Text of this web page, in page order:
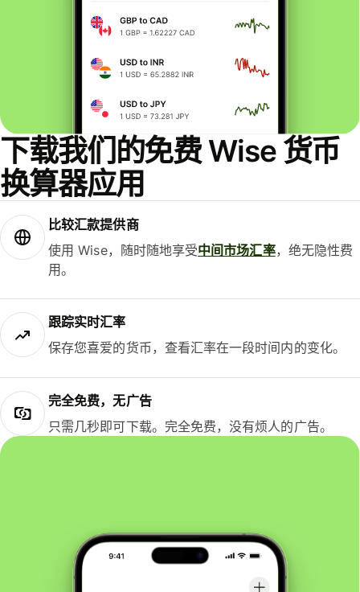
下载我们的免费 Wise 货币
换算器应用
比较汇款提供商
使用 Wise，随时随地享受中间市场汇率，绝无隐性费
用。
跟踪实时汇率
保存您喜爱的货币，查看汇率在一段时间内的变化。
完全免费，无广告
只需几秒即可下载。完全免费，没有烦人的广告。